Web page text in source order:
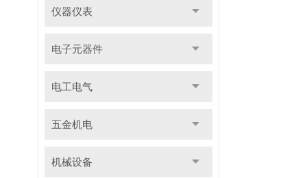
仪器仪表
电子元器件
电工电气
五金机电
机械设备